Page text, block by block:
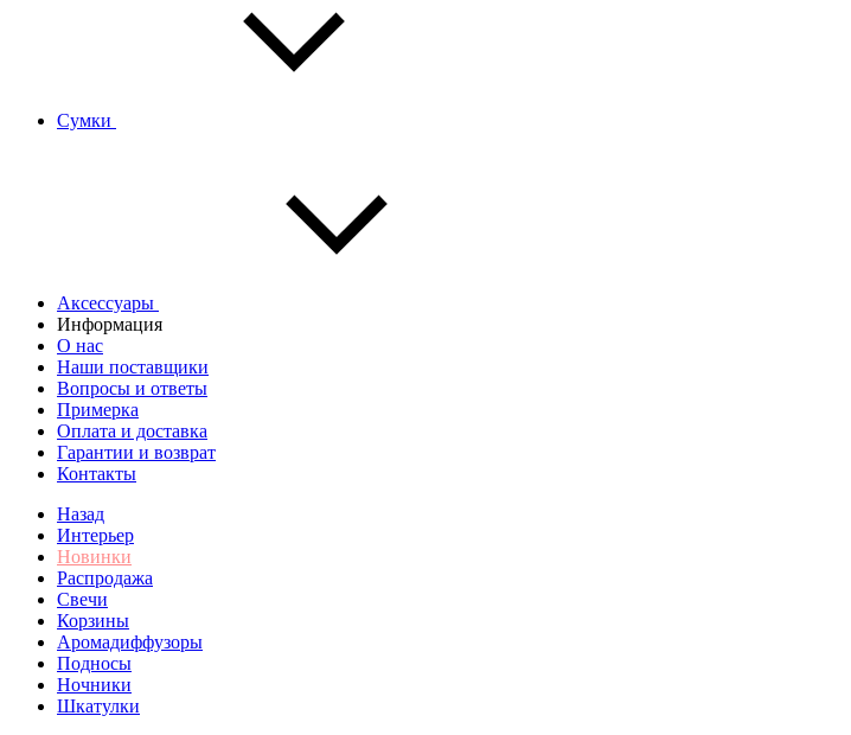
Сумки
Аксессуары
Информация
О нас
Наши поставщики
Вопросы и ответы
Примерка
Оплата и доставка
Гарантии и возврат
Контакты
Назад
Интерьер
Новинки
Распродажа
Свечи
Корзины
Аромадиффузоры
Подносы
Ночники
Шкатулки